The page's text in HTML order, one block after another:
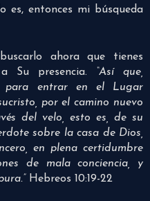
es, entonces mi búsqueda
ahora que tienes
Su presencia.
“Así que,
para entrar en el Lugar
por el camino nuevo
del velo, esto es, de su
sobre la casa de Dios,
en plena certidumbre
de mala conciencia, y
Hebreos 10:19-22